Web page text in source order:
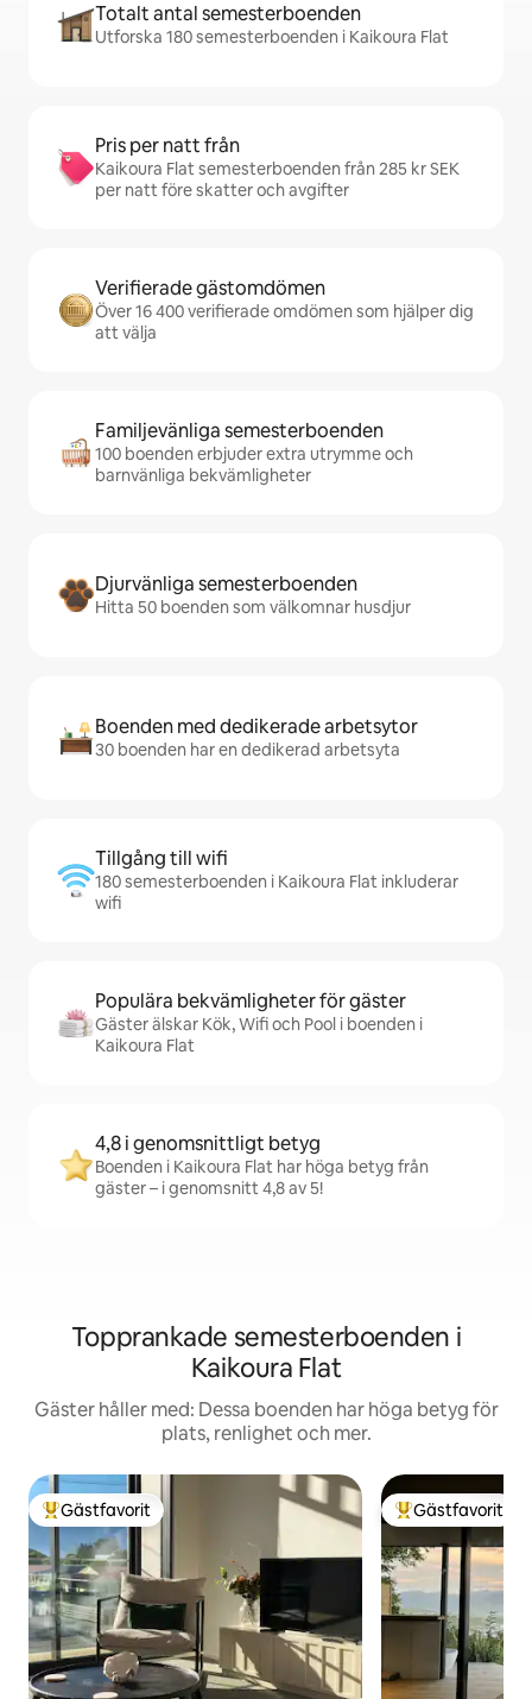
Totalt antal semesterboenden
Utforska 180 semesterboenden i Kaikoura Flat
Pris per natt från
Kaikoura Flat semesterboenden från 285 kr SEK
per natt före skatter och avgifter
Verifierade gästomdömen
Över 16 400 verifierade omdömen som hjälper dig
att välja
Familjevänliga semesterboenden
100 boenden erbjuder extra utrymme och
barnvänliga bekvämligheter
Djurvänliga semesterboenden
Hitta 50 boenden som välkomnar husdjur
Boenden med dedikerade arbetsytor
30 boenden har en dedikerad arbetsyta
Tillgång till wifi
180 semesterboenden i Kaikoura Flat inkluderar
wifi
Populära bekvämligheter för gäster
Gäster älskar Kök, Wifi och Pool i boenden i
Kaikoura Flat
4,8 i genomsnittligt betyg
Boenden i Kaikoura Flat har höga betyg från
gäster – i genomsnitt 4,8 av 5!
Topprankade semesterboenden i
Kaikoura Flat
Gäster håller med: Dessa boenden har höga betyg för
plats, renlighet och mer.
Populär gästfavorit
Gästfavorit Populär
Gästfavorit